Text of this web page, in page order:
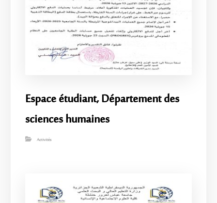
Espace étudiant, Département des
sciences humaines
Activités